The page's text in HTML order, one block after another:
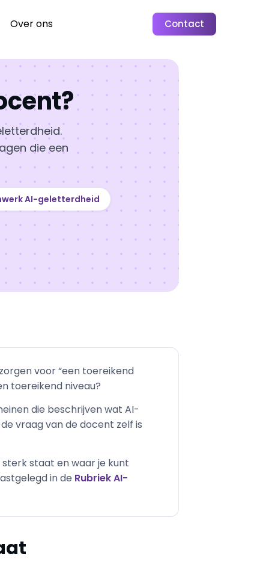
Over ons Contact
die een
AI-geletterdheid
voor “een toereikend
toereikend niveau?
die beschrijven wat AI-
vraag van de docent zelf is
staat en waar je kunt
in de Rubriek AI-